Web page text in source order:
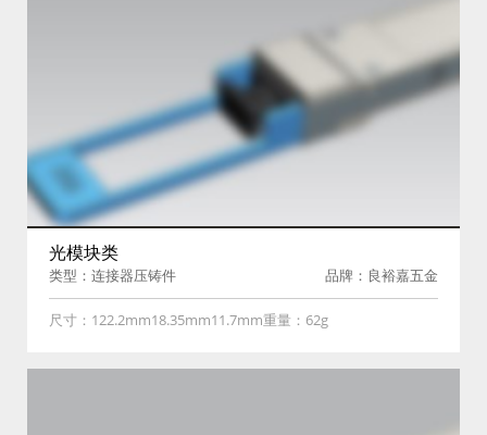
光模块类
类型：连接器压铸件 品牌：良裕嘉五金
尺寸：122.2mm18.35mm11.7mm重量：62g